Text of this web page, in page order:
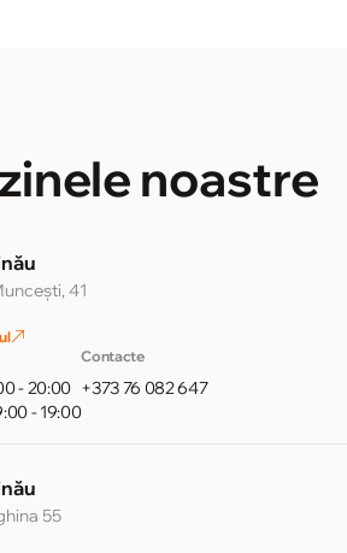
noastre
41
- 20:00
- 19:00
Contacte
+373 76 082 647
55